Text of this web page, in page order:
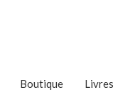
Boutique Livres